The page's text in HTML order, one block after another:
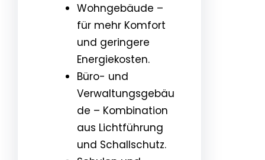
Wohngebäude –
für mehr Komfort
und geringere
Energiekosten.
Büro- und
Verwaltungsgebäu
de – Kombination
aus Lichtführung
und Schallschutz.